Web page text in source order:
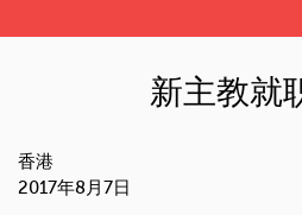
新主教就
香港
2017年8月7日